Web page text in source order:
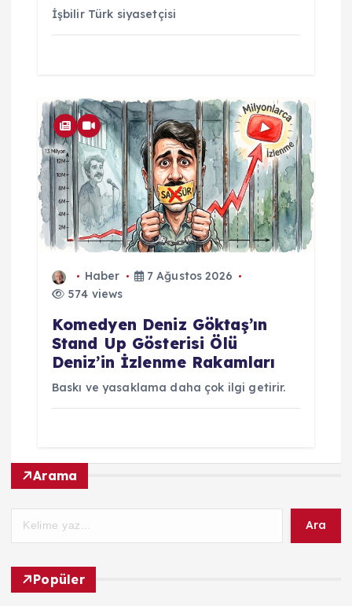
İşbilir Türk siyasetçisi
Haber
7 Ağustos 2026
574 views
Komedyen Deniz Göktaş’ın
Stand Up Gösterisi Ölü
Deniz’in İzlenme Rakamları
Baskı ve yasaklama daha çok ilgi getirir.
Arama
Ara
Popüler